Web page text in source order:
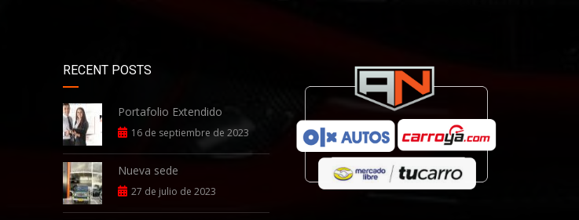
RECENT POSTS
Portafolio Extendido
16 de septiembre de 2023
Nueva sede
27 de julio de 2023